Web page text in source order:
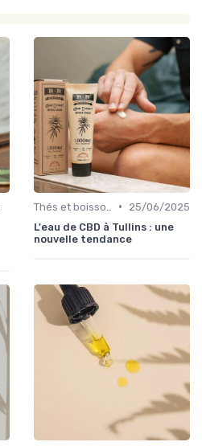
•
25/06/2025
L'eau de CBD à Tullins : une
nouvelle tendance